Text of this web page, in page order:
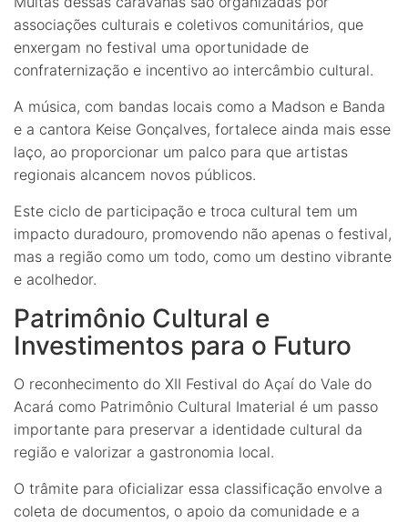
associações culturais e coletivos comunitários, que
enxergam no festival uma oportunidade de
confraternização e incentivo ao intercâmbio cultural.
A música, com bandas locais como a Madson e Banda
e a cantora Keise Gonçalves, fortalece ainda mais esse
laço, ao proporcionar um palco para que artistas
regionais alcancem novos públicos.
Este ciclo de participação e troca cultural tem um
impacto duradouro, promovendo não apenas o festival,
mas a região como um todo, como um destino vibrante
e acolhedor.
Patrimônio Cultural e
Investimentos para o Futuro
O reconhecimento do XII Festival do Açaí do Vale do
Acará como Patrimônio Cultural Imaterial é um passo
importante para preservar a identidade cultural da
região e valorizar a gastronomia local.
O trâmite para oficializar essa classificação envolve a
coleta de documentos, o apoio da comunidade e a